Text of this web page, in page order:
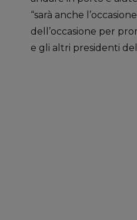
“sarà anche
dell’occasione per
e gli altri presidenti